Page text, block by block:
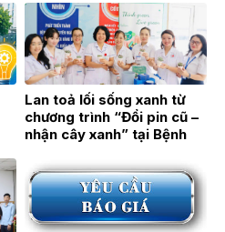
Lan toả lối sống xanh từ
chương trình “Đổi pin cũ –
nhận cây xanh” tại Bệnh